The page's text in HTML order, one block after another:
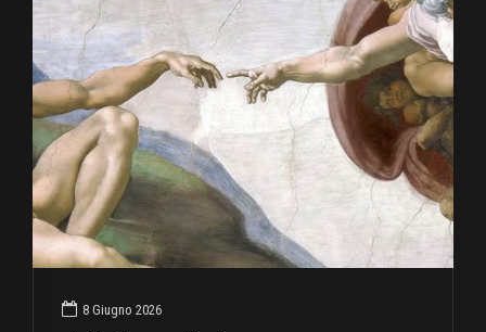
8 Giugno 2026